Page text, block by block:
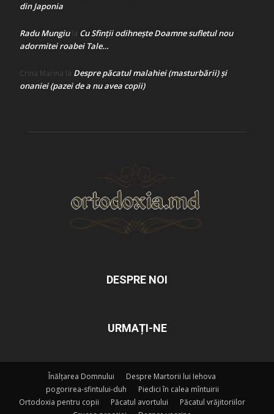
din Japonia
Radu Mungiula Cu Sfinții odihnește Doamne sufletul nou
adormitei roabei Tale…
Crina Marina la Despre păcatul malahiei (masturbării) şi
onaniei (pazei de a nu avea copii)
DESPRE NOI
URMAȚI-NE
Înălțarea Domnului
Despre Martorii lui Iehova
pogorirea-sfintului-duh
Piedici în calea mîntuirii
Ortodoxia pentru copii
Păcatul avortului
Păcatul vrăjitoriilor